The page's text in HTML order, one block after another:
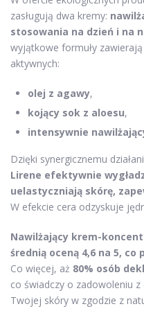
zasługują dwa kremy:
stosowania na dzień i na
wyjątkowe formuły
aktywnych:
olej z agawy,
kojący sok z aloesu,
intensywnie
Dzięki synergicznemu
Lirene efektywnie
uelastyczniają skórę,
W efekcie cera odzyskuje
Nawilżający krem-
średnią oceną 4,6 na 5,
Co więcej, aż 80% osób
co świadczy o zadowoleniu
Twojej skóry w zgodzie z